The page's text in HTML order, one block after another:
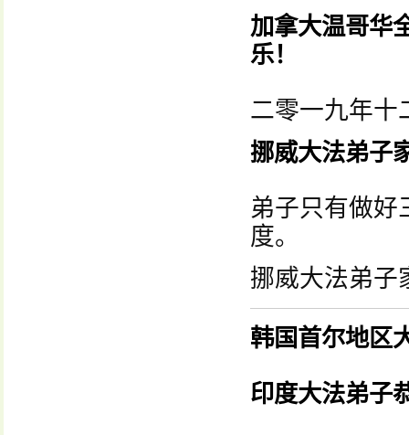
加拿大温哥华
乐！
二零一九年十
挪威大法弟子
弟子只有做好
度。
挪威大法弟子
韩国首尔地区
印度大法弟子